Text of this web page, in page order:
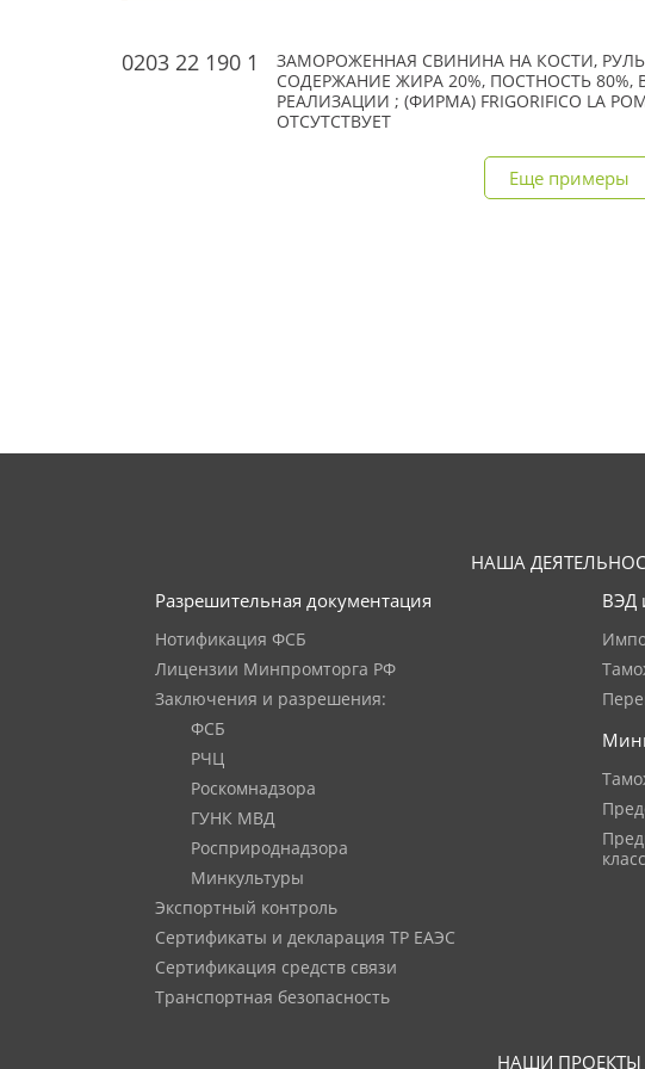
0203 22 190 1
ЗАМОРОЖЕННАЯ СВИНИНА НА КОСТИ, РУЛЬКА
СОДЕРЖАНИЕ ЖИРА 20%, ПОСТНОСТЬ
РЕАЛИЗАЦИИ ; (ФИРМА) FRIGORIFICO LA
ОТСУТСТВУЕТ
Еще примеры
НАША
Разрешительная документация
Нотификация ФСБ
Лицензии Минпромторга РФ
Заключения и разрешения:
ФСБ
РЧЦ
Роскомнадзора
ГУНК МВД
Росприроднадзора
Минкультуры
Экспортный контроль
Сертификаты и декларация ТР ЕАЭС
Сертификация средств связи
Транспортная безопасность
ВЭД
НАШИ ПРОЕКТЫ